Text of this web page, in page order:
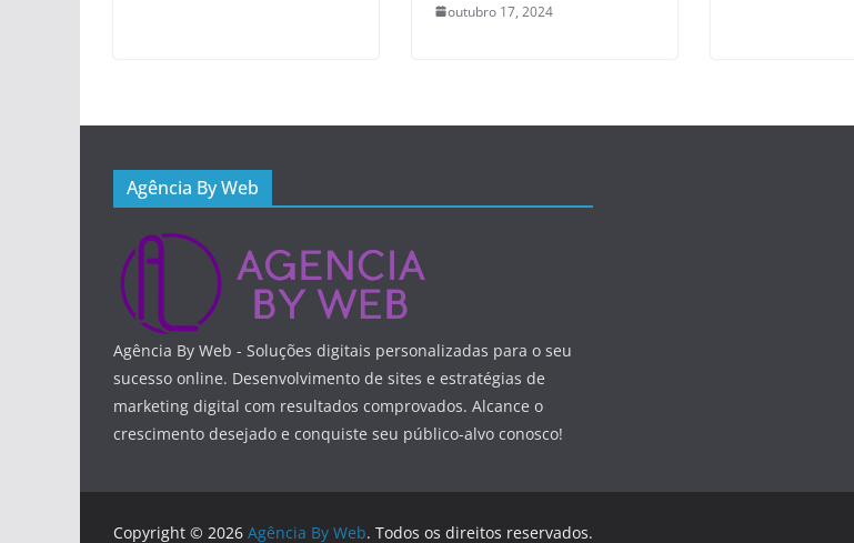
outubro 17, 2024
Agência By Web
Agência By Web - Soluções digitais personalizadas para o seu
sucesso online. Desenvolvimento de sites e estratégias de
marketing digital com resultados comprovados. Alcance o
crescimento desejado e conquiste seu público-alvo conosco!
Copyright © 2026 Agência By Web. Todos os direitos reservados.